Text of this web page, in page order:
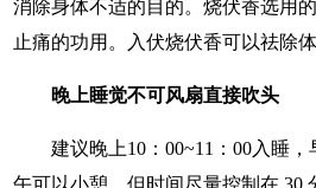
消除身体不适的目的。烧伏香选用
止痛的功用。入伏烧伏香可以祛除体
晚上睡觉不可风扇直接吹头
建议晚上10：00~11：00入睡，
午可以小憩，但时间尽量控制在 30